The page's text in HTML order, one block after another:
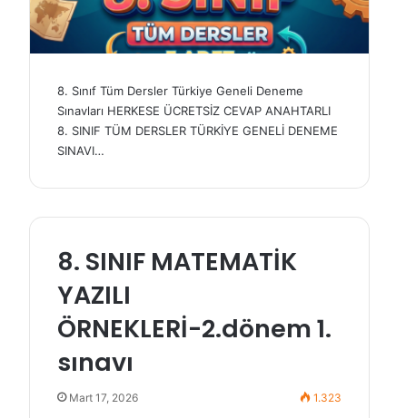
8. Sınıf Tüm Dersler Türkiye Geneli Deneme
Sınavları HERKESE ÜCRETSİZ CEVAP ANAHTARLI
8. SINIF TÜM DERSLER TÜRKİYE GENELİ DENEME
SINAVI…
8. SINIF MATEMATİK
YAZILI
ÖRNEKLERİ-2.dönem 1.
sınavı
Mart 17, 2026 1.323